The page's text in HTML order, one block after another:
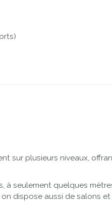
sur plusieurs niveaux,
à seulement quelques
dispose aussi de salons